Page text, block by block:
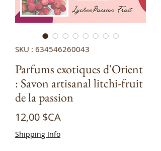
SKU : 634546260043
Parfums exotiques d'Orient
: Savon artisanal litchi-fruit
de la passion
12,00 $CA
Shipping Info